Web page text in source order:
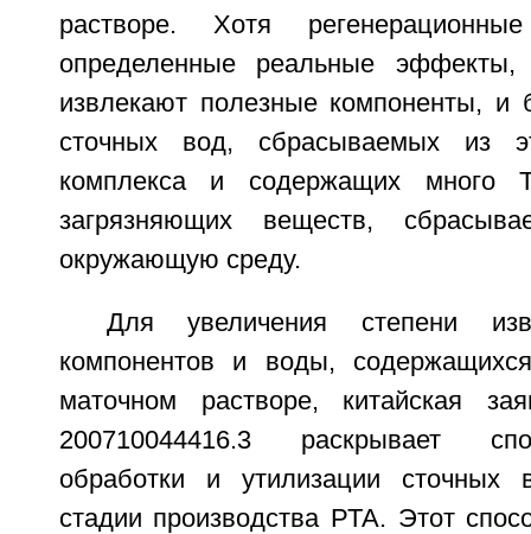
растворе. Хотя
определенные реальные
извлекают полезные компоненты, и
сточных вод, сбрасываемых из
комплекса и содержащих много
загрязняющих веществ,
окружающую среду.
Для увеличения степени
компонентов и воды,
маточном растворе, китайская
200710044416.3 раскрывает
обработки и утилизации сточных
стадии производства РТА. Этот